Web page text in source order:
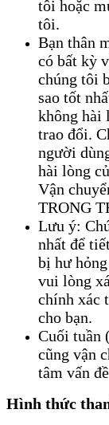
tôi hoặc
tôi.
Bạn thân
có bất kỳ
chúng tôi
sao tốt
không hài
trao đổi.
người
hài lòng
Vận
TRONG
Lưu ý:
nhất để
bị hư
vui lòng
chính xác
cho bạn.
Cuối tuần
cũng vận
tâm vấn
Hình thức